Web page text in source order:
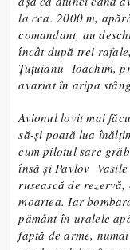
la cca. 2000 m,
comandant, au
încât după trei
Țuțuianu Ioachim,
avariat în aripa
Avionul lovit mai
să-și poată lua
cum pilotul sare
însă și Pavlov
rusească de
moartea. Iar
pământ în uralele
faptă de arme,